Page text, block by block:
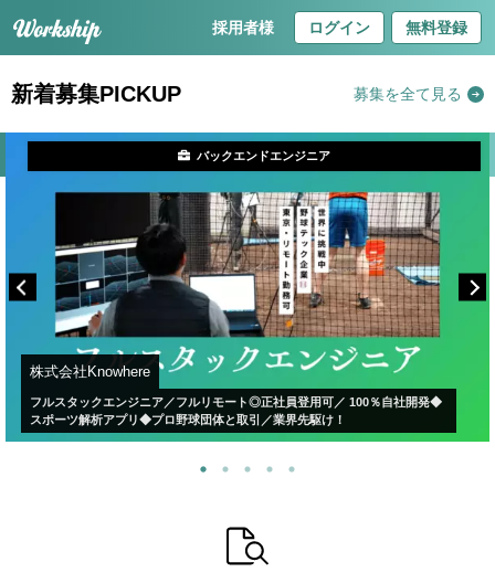
採用者様 ログイン 無料登録
新着募集PICKUP 募集を全て見る
株式会社Knowhere
フルスタックエンジニア／フルリモート◎正社員登用可／ 100％自社開発◆
スポーツ解析アプリ◆プロ野球団体と取引／業界先駆け！
バックエンドエンジニア